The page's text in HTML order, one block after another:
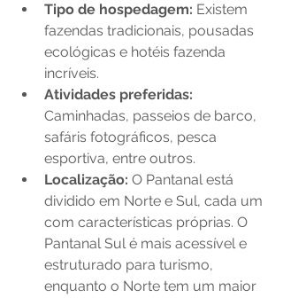
Tipo de hospedagem: Existem
fazendas tradicionais, pousadas
ecológicas e hotéis fazenda
incríveis.
Atividades preferidas:
Caminhadas, passeios de barco,
safáris fotográficos, pesca
esportiva, entre outros.
Localização: O Pantanal está
dividido em Norte e Sul, cada um
com características próprias. O
Pantanal Sul é mais acessível e
estruturado para turismo,
enquanto o Norte tem um maior